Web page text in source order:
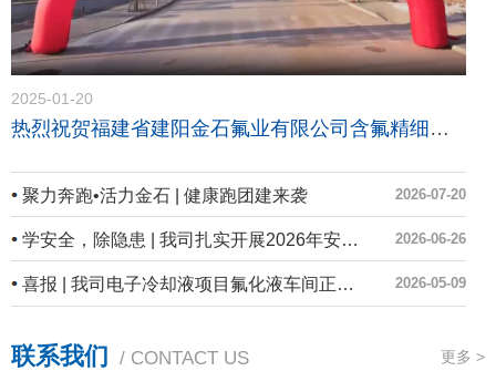
2025-01-20
热烈祝贺福建省建阳金石氟业有限公司含氟精细化学品（一期）项目竣工投产
聚力奔跑•活力金石 | 健康跑团建来袭 2026-07-20
学安全，除隐患 | 我司扎实开展2026年安全生产月系列活动 2026-06-26
喜报 | 我司电子冷却液项目氟化液车间正式投产！ 2026-05-09
联系我们 / CONTACT US 更多 >